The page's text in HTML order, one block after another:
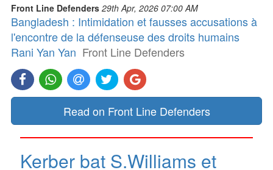
Front Line Defenders 29th Apr, 2026 07:00 AM
Bangladesh : Intimidation et fausses accusations à
l'encontre de la défenseuse des droits humains
Rani Yan Yan Front Line Defenders
Read on Front Line Defenders
Kerber bat S.Williams et